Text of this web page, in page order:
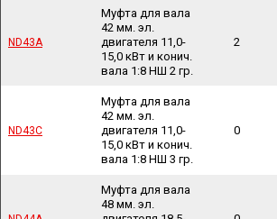
ND43A
Муфта для вала
42 мм. эл.
двигателя 11,0-
15,0 кВт и конич.
вала 1:8 НШ 2 гр.
2
ND43C
Муфта для вала
42 мм. эл.
двигателя 11,0-
15,0 кВт и конич.
вала 1:8 НШ 3 гр.
0
Муфта для вала
48 мм. эл.
ND43A
ND43C